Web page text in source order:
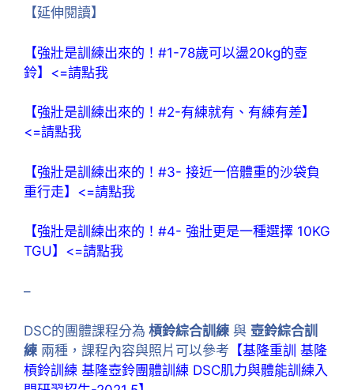
【延伸閱讀】
【強壯是訓練出來的！#1-78歲可以盪20kg的壺
鈴】<=請點我
【強壯是訓練出來的！#2-有練就有、有練有差】
<=請點我
【強壯是訓練出來的！#3- 接近一倍體重的沙袋負
重行走】<=請點我
【強壯是訓練出來的！#4- 強壯更是一種選擇 10KG
TGU】<=請點我
–
DSC的團體課程分為 槓鈴綜合訓練 與 壺鈴綜合訓
練 兩種，課程內容與照片可以參考 【基隆重訓 基隆
槓鈴訓練 基隆壺鈴團體訓練 DSC肌力與體能訓練入